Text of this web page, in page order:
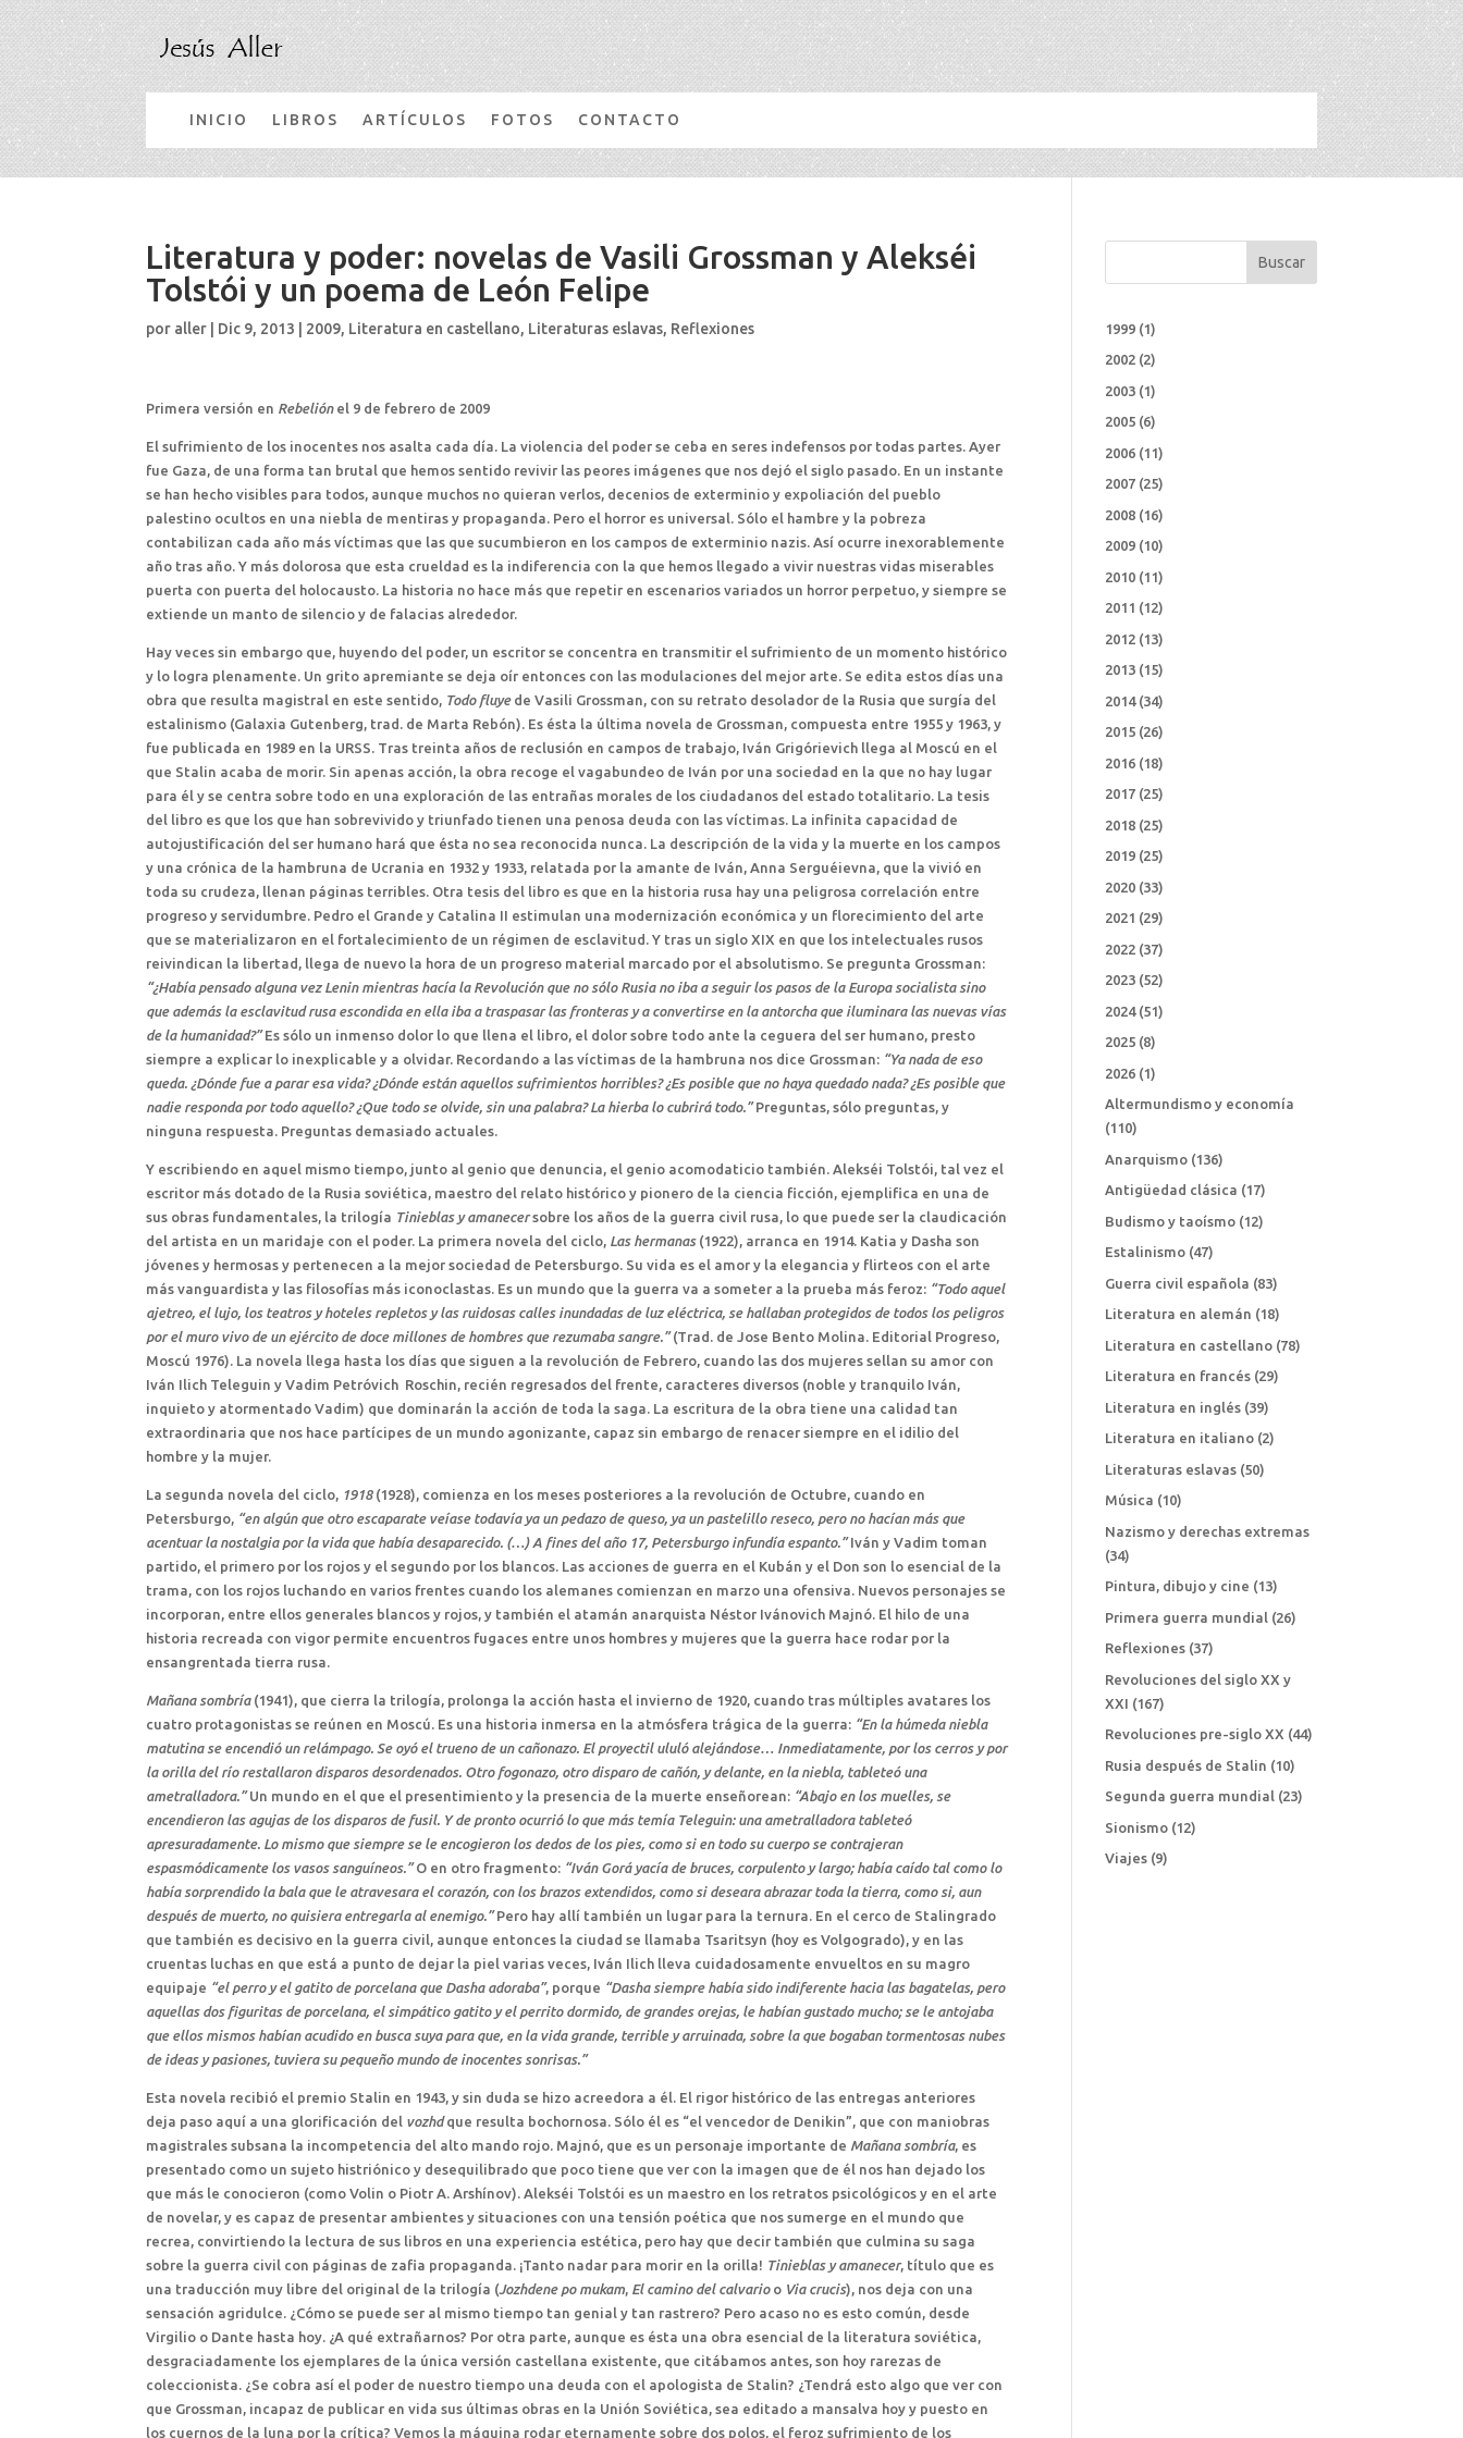
INICIO LIBROS ARTÍCULOS FOTOS CONTACTO
Literatura y poder: novelas de Vasili Grossman y Alekséi
Tolstói y un poema de León Felipe
por aller Dic 9, 2013 2009, Literatura en castellano, Literaturas eslavas, Reflexiones
Primera versión en Rebeliónel 9 de febrero de 2009
El sufrimiento de los inocentes nos asalta cada día. La violencia del poder se ceba en seres indefensos por todas partes. Ayer
fue Gaza, de una forma tan brutal que hemos sentido revivir las peores imágenes que nos dejó el siglo pasado. En un instante
se han hecho visibles para todos, aunque muchos no quieran verlos, decenios de exterminio y expoliación del pueblo
palestino ocultos en una niebla de mentiras y propaganda. Pero el horror es universal. Sólo el hambre y la pobreza
contabilizan cada año más víctimas que las que sucumbieron en los campos de exterminio nazis. Así ocurre inexorablemente
año tras año. Y más dolorosa que esta crueldad es la indiferencia con la que hemos llegado a vivir nuestras vidas miserables
puerta con puerta del holocausto. La historia no hace más que repetir en escenarios variados un horror perpetuo, y siempre se
extiende un manto de silencio y de falacias alrededor.
Hay veces sin embargo que, huyendo del poder, un escritor se concentra en transmitir el sufrimiento de un momento histórico
y lo logra plenamente. Un grito apremiante se deja oír entonces con las modulaciones del mejor arte. Se edita estos días una
obra que resulta magistral en este sentido, Todo fluye de Vasili Grossman, con su retrato desolador de la Rusia que surgía del
estalinismo (Galaxia Gutenberg, trad. de Marta Rebón). Es ésta la última novela de Grossman, compuesta entre 1955 y 1963, y
fue publicada en 1989 en la URSS. Tras treinta años de reclusión en campos de trabajo, Iván Grigórievich llega al Moscú en el
que Stalin acaba de morir. Sin apenas acción, la obra recoge el vagabundeo de Iván por una sociedad en la que no hay lugar
para él y se centra sobre todo en una exploración de las entrañas morales de los ciudadanos del estado totalitario. La tesis
del libro es que los que han sobrevivido y triunfado tienen una penosa deuda con las víctimas. La infinita capacidad de
autojustificación del ser humano hará que ésta no sea reconocida nunca. La descripción de la vida y la muerte en los campos
y una crónica de la hambruna de Ucrania en 1932 y 1933, relatada por la amante de Iván, Anna Serguéievna, que la vivió en
toda su crudeza, llenan páginas terribles. Otra tesis del libro es que en la historia rusa hay una peligrosa correlación entre
progreso y servidumbre. Pedro el Grande y Catalina II estimulan una modernización económica y un florecimiento del arte
que se materializaron en el fortalecimiento de un régimen de esclavitud. Y tras un siglo XIX en que los intelectuales rusos
reivindican la libertad, llega de nuevo la hora de un progreso material marcado por el absolutismo. Se pregunta Grossman:
“¿Había pensado alguna vez Lenin mientras hacía la Revolución que no sólo Rusia no iba a seguir los pasos de la Europa socialista sino
que además la esclavitud rusa escondida en ella iba a traspasar las fronteras y a convertirse en la antorcha que iluminara las nuevas vías
de la humanidad?”Es sólo un inmenso dolor lo que llena el libro, el dolor sobre todo ante la ceguera del ser humano, presto
siempre a explicar lo inexplicable y a olvidar. Recordando a las víctimas de la hambruna nos dice Grossman: “Ya nada de eso
queda. ¿Dónde fue a parar esa vida? ¿Dónde están aquellos sufrimientos horribles? ¿Es posible que no haya quedado nada? ¿Es posible que
nadie responda por todo aquello? ¿Que todo se olvide, sin una palabra? La hierba lo cubrirá todo.”Preguntas, sólo preguntas, y
ninguna respuesta. Preguntas demasiado actuales.
Y escribiendo en aquel mismo tiempo, junto al genio que denuncia, el genio acomodaticio también. Alekséi Tolstói, tal vez el
escritor más dotado de la Rusia soviética, maestro del relato histórico y pionero de la ciencia ficción, ejemplifica en una de
sus obras fundamentales, la trilogía Tinieblas y amanecersobre los años de la guerra civil rusa, lo que puede ser la claudicación
del artista en un maridaje con el poder. La primera novela del ciclo, Las hermanas(1922), arranca en 1914. Katia y Dasha son
jóvenes y hermosas y pertenecen a la mejor sociedad de Petersburgo. Su vida es el amor y la elegancia y flirteos con el arte
más vanguardista y las filosofías más iconoclastas. Es un mundo que la guerra va a someter a la prueba más feroz: “Todo aquel
ajetreo, el lujo, los teatros y hoteles repletos y las ruidosas calles inundadas de luz eléctrica, se hallaban protegidos de todos los peligros
por el muro vivo de un ejército de doce millones de hombres que rezumaba sangre.”(Trad. de Jose Bento Molina. Editorial Progreso,
Moscú 1976). La novela llega hasta los días que siguen a la revolución de Febrero, cuando las dos mujeres sellan su amor con
Iván Ilich Teleguin y Vadim Petróvich Roschin, recién regresados del frente, caracteres diversos (noble y tranquilo Iván,
inquieto y atormentado Vadim) que dominarán la acción de toda la saga. La escritura de la obra tiene una calidad tan
extraordinaria que nos hace partícipes de un mundo agonizante, capaz sin embargo de renacer siempre en el idilio del
hombre y la mujer.
La segunda novela del ciclo, 1918(1928), comienza en los meses posteriores a la revolución de Octubre, cuando en
Petersburgo, “en algún que otro escaparate veíase todavía ya un pedazo de queso, ya un pastelillo reseco, pero no hacían más que
acentuar la nostalgia por la vida que había desaparecido. (…) A fines del año 17, Petersburgo infundía espanto.”Iván y Vadim toman
partido, el primero por los rojos y el segundo por los blancos. Las acciones de guerra en el Kubán y el Don son lo esencial de la
trama, con los rojos luchando en varios frentes cuando los alemanes comienzan en marzo una ofensiva. Nuevos personajes se
incorporan, entre ellos generales blancos y rojos, y también el atamán anarquista Néstor Ivánovich Majnó. El hilo de una
historia recreada con vigor permite encuentros fugaces entre unos hombres y mujeres que la guerra hace rodar por la
ensangrentada tierra rusa.
Mañana sombría(1941), que cierra la trilogía, prolonga la acción hasta el invierno de 1920, cuando tras múltiples avatares los
cuatro protagonistas se reúnen en Moscú. Es una historia inmersa en la atmósfera trágica de la guerra: “En la húmeda niebla
matutina se encendió un relámpago. Se oyó el trueno de un cañonazo. El proyectil ululó alejándose… Inmediatamente, por los cerros y por
la orilla del río restallaron disparos desordenados. Otro fogonazo, otro disparo de cañón, y delante, en la niebla, tableteó una
ametralladora.”Un mundo en el que el presentimiento y la presencia de la muerte enseñorean: “Abajo en los muelles, se
encendieron las agujas de los disparos de fusil. Y de pronto ocurrió lo que más temía Teleguin: una ametralladora tableteó
apresuradamente. Lo mismo que siempre se le encogieron los dedos de los pies, como si en todo su cuerpo se contrajeran
espasmódicamente los vasos sanguíneos.”O en otro fragmento: “Iván Gorá yacía de bruces, corpulento y largo; había caído tal como lo
había sorprendido la bala que le atravesara el corazón, con los brazos extendidos, como si deseara abrazar toda la tierra, como si, aun
después de muerto, no quisiera entregarla al enemigo.”Pero hay allí también un lugar para la ternura. En el cerco de Stalingrado
que también es decisivo en la guerra civil, aunque entonces la ciudad se llamaba Tsaritsyn (hoy es Volgogrado), y en las
cruentas luchas en que está a punto de dejar la piel varias veces, Iván Ilich lleva cuidadosamente envueltos en su magro
equipaje “el perro y el gatito de porcelana que Dasha adoraba”, porque “Dasha siempre había sido indiferente hacia las bagatelas, pero
aquellas dos figuritas de porcelana, el simpático gatito y el perrito dormido, de grandes orejas, le habían gustado mucho; se le antojaba
que ellos mismos habían acudido en busca suya para que, en la vida grande, terrible y arruinada, sobre la que bogaban tormentosas nubes
de ideas y pasiones, tuviera su pequeño mundo de inocentes sonrisas.”
Esta novela recibió el premio Stalin en 1943, y sin duda se hizo acreedora a él. El rigor histórico de las entregas anteriores
deja paso aquí a una glorificación del vozhdque resulta bochornosa. Sólo él es “el vencedor de Denikin”, que con maniobras
magistrales subsana la incompetencia del alto mando rojo. Majnó, que es un personaje importante de Mañana sombría, es
presentado como un sujeto histriónico y desequilibrado que poco tiene que ver con la imagen que de él nos han dejado los
que más le conocieron (como Volin o Piotr A. Arshínov). Alekséi Tolstói es un maestro en los retratos psicológicos y en el arte
de novelar, y es capaz de presentar ambientes y situaciones con una tensión poética que nos sumerge en el mundo que
recrea, convirtiendo la lectura de sus libros en una experiencia estética, pero hay que decir también que culmina su saga
sobre la guerra civil con páginas de zafia propaganda. ¡Tanto nadar para morir en la orilla! Tinieblas y amanecer, título que es
una traducción muy libre del original de la trilogía (Jozhdene po mukam El camino del calvarioo Via crucis), nos deja con una
sensación agridulce. ¿Cómo se puede ser al mismo tiempo tan genial y tan rastrero? Pero acaso no es esto común, desde
Virgilio o Dante hasta hoy. ¿A qué extrañarnos? Por otra parte, aunque es ésta una obra esencial de la literatura soviética,
desgraciadamente los ejemplares de la única versión castellana existente, que citábamos antes, son hoy rarezas de
coleccionista. ¿Se cobra así el poder de nuestro tiempo una deuda con el apologista de Stalin? ¿Tendrá esto algo que ver con
que Grossman, incapaz de publicar en vida sus últimas obras en la Unión Soviética, sea editado a mansalva hoy y puesto en
los cuernos de la luna por la crítica? Vemos la máquina rodar eternamente sobre dos polos, el feroz sufrimiento de los
Buscar
1999 (1)
2002 (2)
2003 (1)
2005 (6)
2006 (11)
2007 (25)
2008 (16)
2009 (10)
2010 (11)
2011 (12)
2012 (13)
2013 (15)
2014(34)
2015 (26)
2016 (18)
2017 (25)
2018 (25)
2019 (25)
2020 (33)
2021 (29)
2022 (37)
2023 (52)
2024(51)
2025 (8)
2026 (1)
Altermundismo y economía
(110)
Anarquismo (136)
Antigüedad clásica (17)
Budismo y taoísmo (12)
Estalinismo (47)
Guerra civil española (83)
Literatura en alemán (18)
Literatura en castellano (78)
Literatura en francés (29)
Literatura en inglés (39)
Literatura en italiano (2)
Literaturas eslavas (50)
Música (10)
Nazismo y derechas extremas
(34)
Pintura, dibujo y cine (13)
Primera guerra mundial (26)
Reflexiones (37)
Revoluciones del siglo XX y
XXI (167)
Revoluciones pre-siglo XX (44)
Rusia después de Stalin (10)
Segunda guerra mundial (23)
Sionismo (12)
Viajes (9)